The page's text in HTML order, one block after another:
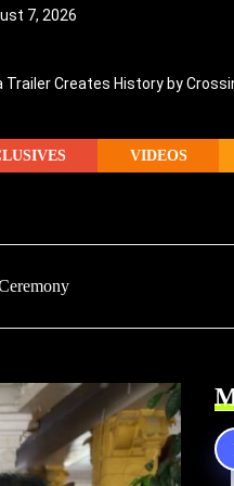
7, 2026
Trailer Creates History by
VIDEOS